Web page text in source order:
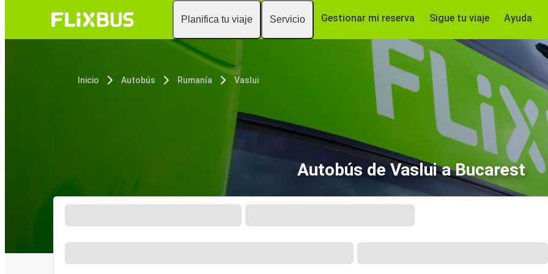
Planifica tu viaje Servicio Gestionar mi reserva Sigue tu viaje Ayuda
Inicio Autobús Rumanía Vaslui
Autobús de Vaslui a Bucarest